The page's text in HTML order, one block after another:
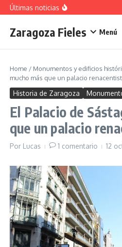
Saltar al contenido
Últimas noticias
Descubre el
Plan de Acción
2029:
Zaragoza Fieles Menú
Home / Monumentos y edificios
mucho más que un palacio
Historia de Zaragoza
El Palacio de
que un palacio
Por Lucas 1 comentario 12